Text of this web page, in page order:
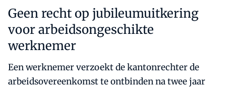
Geen recht op jubileumuitkering
voor arbeidsongeschikte
werknemer
Een werknemer verzoekt de kantonrechter de
arbeidsovereenkomst te ontbinden na twee jaar